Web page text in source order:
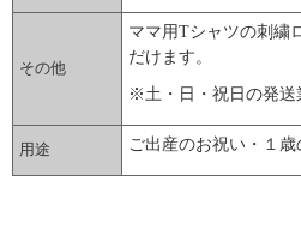
その他
ママ用Tシャツの刺繍
だけます。
※土・日・祝日の発送
用途 ご出産のお祝い・１